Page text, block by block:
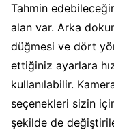
Tahmin
alan var. Arka
düğmesi ve dört
ettiğiniz ayarlara
kullanılabilir.
seçenekleri sizin
şekilde de